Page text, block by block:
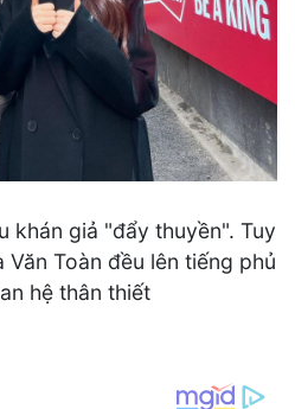
khán giả "đẩy thuyền". Tuy
Toàn đều lên tiếng phủ
hệ thân thiết